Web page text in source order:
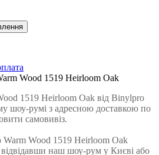
Wood 1519 Heirloom Oak
1519 Heirloom Oak від Binylpro
шоу-румі з адресною доставкою по
самовивіз.
Wood 1519 Heirloom Oak
наш шоу-рум у Києві або